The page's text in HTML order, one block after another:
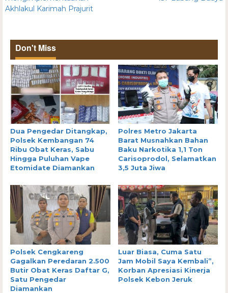
Akhlakul Karimah Prajurit
Don't Miss
Dua Pengedar Ditangkap,
Polsek Kembangan 74
Ribu Obat Keras, Sabu
Hingga Puluhan Vape
Etomidate Diamankan
Polres Metro Jakarta
Barat Musnahkan Bahan
Baku Narkotika 1,1 Ton
Carisoprodol, Selamatkan
3,5 Juta Jiwa
Polsek Cengkareng
Gagalkan Peredaran 2.500
Butir Obat Keras Daftar G,
Satu Pengedar
Diamankan
Luar Biasa, Cuma Satu
Jam Mobil Saya Kembali”,
Korban Apresiasi Kinerja
Polsek Kebon Jeruk